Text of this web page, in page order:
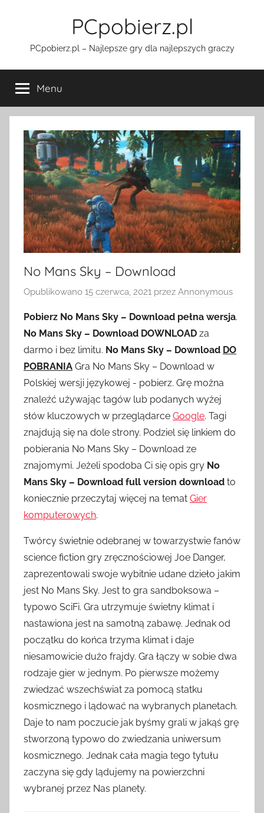
PCpobierz.pl
PCpobierz.pl – Najlepsze gry dla najlepszych graczy
Menu
No Mans Sky – Download
Opublikowano 15 czerwca, 2021 przez Annonymous
Pobierz No Mans Sky – Download pełna wersja.
No Mans Sky – Download DOWNLOAD za
darmo i bez limitu. No Mans Sky – Download DO
POBRANIA Gra No Mans Sky – Download w
Polskiej wersji językowej - pobierz. Grę można
znaleźć używając tagów lub podanych wyżej
słów kluczowych w przeglądarce Google. Tagi
znajdują się na dole strony. Podziel się linkiem do
pobierania No Mans Sky – Download ze
znajomymi. Jeżeli spodoba Ci się opis gry No
Mans Sky – Download full version download to
koniecznie przeczytaj więcej na temat Gier
komputerowych.
Twórcy świetnie odebranej w towarzystwie fanów
science fiction gry zręcznościowej Joe Danger,
zaprezentowali swoje wybitnie udane dzieło jakim
jest No Mans Sky. Jest to gra sandboksowa –
typowo SciFi. Gra utrzymuje świetny klimat i
nastawiona jest na samotną zabawę. Jednak od
początku do końca trzyma klimat i daje
niesamowicie dużo frajdy. Gra łączy w sobie dwa
rodzaje gier w jednym. Po pierwsze możemy
zwiedzać wszechświat za pomocą statku
kosmicznego i lądować na wybranych planetach.
Daje to nam poczucie jak byśmy grali w jakąś grę
stworzoną typowo do zwiedzania uniwersum
kosmicznego. Jednak cała magia tego tytułu
zaczyna się gdy lądujemy na powierzchni
wybranej przez Nas planety.